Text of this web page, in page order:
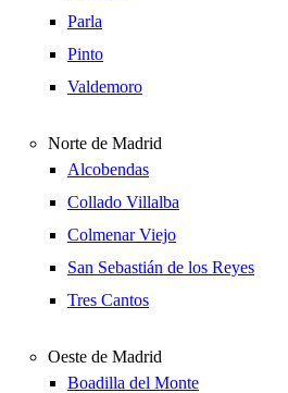
Parla
Pinto
Valdemoro
Norte de Madrid
Alcobendas
Collado Villalba
Colmenar Viejo
San Sebastián de los Reyes
Tres Cantos
Oeste de Madrid
Boadilla del Monte